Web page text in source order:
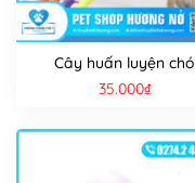
Cây huấn luyện chó
35.000₫